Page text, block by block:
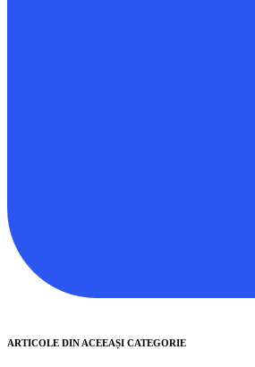
ARTICOLE DIN ACEEAȘI CATEGORIE